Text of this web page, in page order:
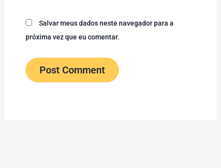
Salvar meus dados neste navegador para a
próxima vez que eu comentar.